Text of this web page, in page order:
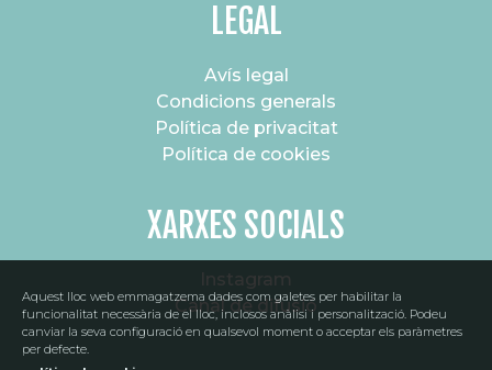
LEGAL
Avís legal
Condicions generals
Política de privacitat
Política de cookies
XARXES SOCIALS
Canal de difusió
Aquest lloc web emmagatzema dades com galetes per habilitar la
funcionalitat necessària de el lloc, inclosos anàlisi i personalització. Podeu
canviar la seva configuració en qualsevol moment o acceptar els paràmetres
per defecte.